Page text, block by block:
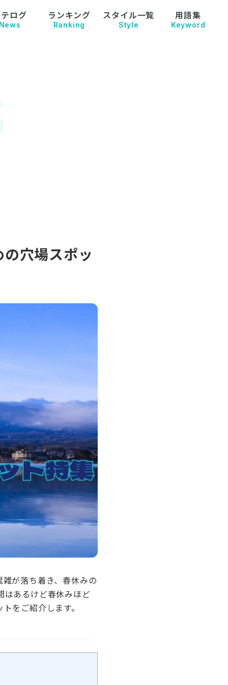
ログ ランキング
Ranking
スタイル一覧
Style
用語集
Keyword
穴場スポッ
が落ち着き、春休みの
はあるけど春休みほど
をご紹介します。